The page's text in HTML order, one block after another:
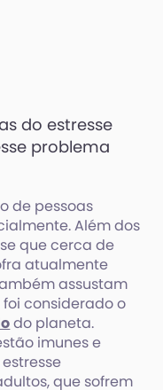
do estresse
problema
de pessoas
Além dos
que cerca de
atualmente
assustam
considerado o
do planeta.
imunes e
que sofrem